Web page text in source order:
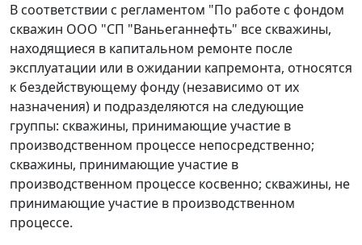
В соответствии с регламентом "По работе с фондом
скважин ООО "СП "Ваньеганнефть" все скважины,
находящиеся в капитальном ремонте после
эксплуатации или в ожидании капремонта, относятся
к бездействующему фонду (независимо от их
назначения) и подразделяются на следующие
группы: скважины, принимающие участие в
производственном процессе непосредственно;
скважины, принимающие участие в
производственном процессе косвенно; скважины, не
принимающие участие в производственном
процессе.